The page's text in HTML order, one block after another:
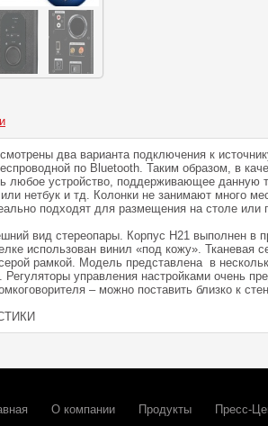
два варианта подключения к
по Bluetooth. Таким образом, в
любое устройство, поддерживающее данную
нетбук и тд. Колонки не занимают много
подходят для размещения на столе или
вид стереопары. Корпус H21 выполнен в
использован винил «под кожу». Тканевая
рамкой. Модель представлена в
Регуляторы управления настройками очень
– можно поставить близко к
О компании Продукты Пресс-